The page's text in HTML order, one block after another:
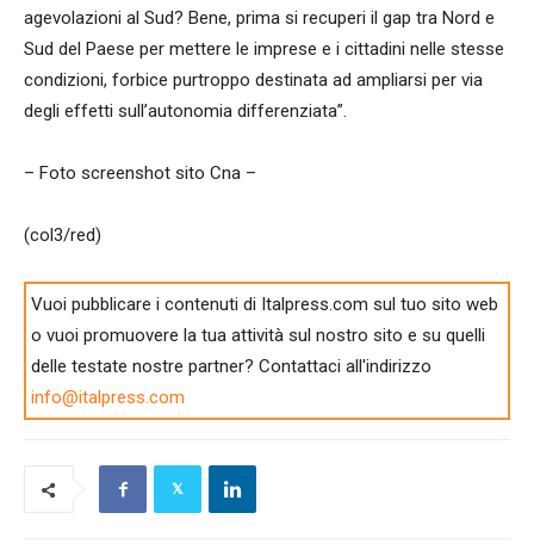
agevolazioni al Sud? Bene, prima si recuperi il gap tra Nord e
Sud del Paese per mettere le imprese e i cittadini nelle stesse
condizioni, forbice purtroppo destinata ad ampliarsi per via
degli effetti sull’autonomia differenziata”.
– Foto screenshot sito Cna –
(col3/red)
Vuoi pubblicare i contenuti di Italpress.com sul tuo sito web
o vuoi promuovere la tua attività sul nostro sito e su quelli
delle testate nostre partner? Contattaci all'indirizzo
info@italpress.com